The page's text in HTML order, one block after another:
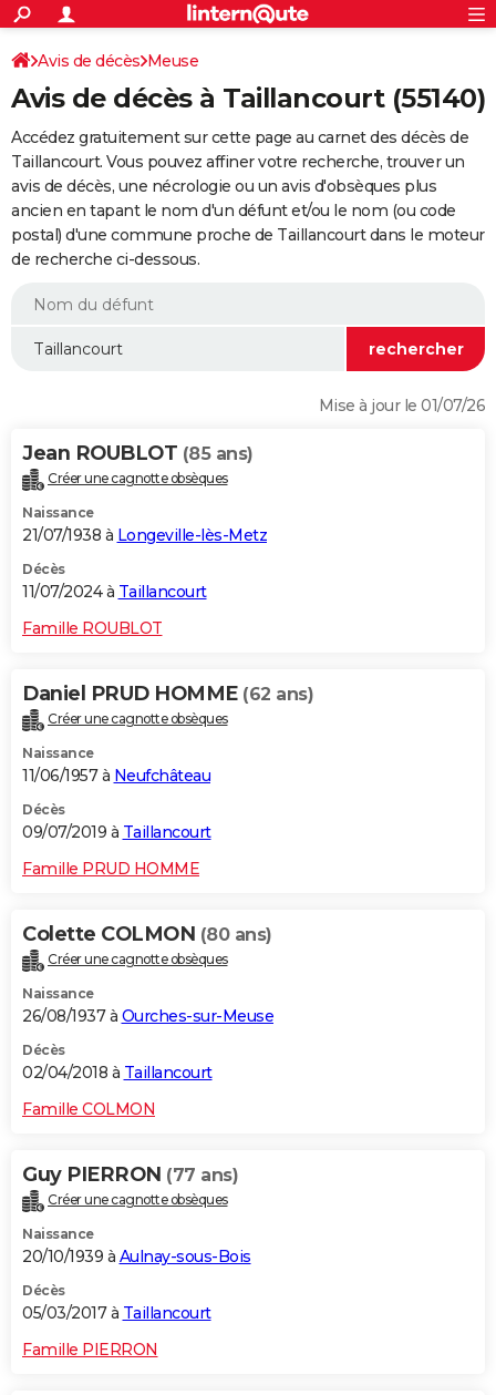
ACTUALITÉS
Politique
Société
Faits Divers
Education
Monde
Villes
+
SPORT
Coupe du monde 2026
Football
Tennis
Cyclisme
Rugby
Forum
Programme TV
TNT
Streaming
Cinéma
Sorties cinéma
Musique
+
FINANCE
Retraite
Impôts
Epargne
Immobilier
Risques naturels par ville
Banque
Assurance
Crédit
AUTO
Essais
Réserver un essai
Citadines
Berlines
SUV
Forum auto
+
HIGH-TECH
BRICOLAGE
WEEK-END
Alimentation
Guide de la santé
Maladies
Médicaments
Sommeil
VOYAGE
Destinations
City break
Voyage nature
Voyage de noces
Forum
Climat
+PHOTO
GUIDES D'ACHAT
Carte de Noël
Carte Bonne année
Carte Saint-Valentin
Carte Pâques
Carte d'anniversaire
DICTIONNAIRE
Dictionnaire
Biographies
Citations
Expressions
Proverbes
PROGRAMME TV
S'inscrire
Se connecter
Lycées
Collèges
Primaires
Universités
Entreprises
Service militaire
Avis de recherche
AVIS DE DÉCÈS
FORUM
Bricolage
Lifestyle
Culture
Television
Voyage
Cinema
Avis de décès Meuse
Avis de décès à Taillancourt (55140)
Accédez gratuitement sur cette page au carnet des décès de
Taillancourt. Vous pouvez affiner votre recherche, trouver un
avis de décès, une nécrologie ou un avis d'obsèques plus
ancien en tapant le nom d'un défunt et/ou le nom (ou code
postal) d'une commune proche de Taillancourt dans le moteur
de recherche ci-dessous.
Mise à jour le 01/07/26
Jean ROUBLOT (85 ans)
Créer une cagnotte obsèques
Naissance
21/07/1938 à Longeville-lès-Metz
Décès
11/07/2024 à Taillancourt
Famille ROUBLOT
Daniel PRUD HOMME (62 ans)
Créer une cagnotte obsèques
Naissance
11/06/1957 à Neufchâteau
Décès
09/07/2019 à Taillancourt
Famille PRUD HOMME
Colette COLMON (80 ans)
Créer une cagnotte obsèques
Naissance
26/08/1937 à Ourches-sur-Meuse
Décès
02/04/2018 à Taillancourt
Famille COLMON
Guy PIERRON (77 ans)
Créer une cagnotte obsèques
Naissance
20/10/1939 à Aulnay-sous-Bois
Décès
05/03/2017 à Taillancourt
Famille PIERRON